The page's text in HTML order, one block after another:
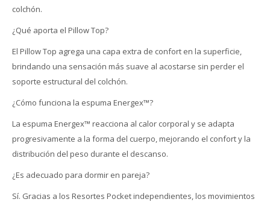
colchón.
¿Qué aporta el Pillow Top?
El Pillow Top agrega una capa extra de confort en la superficie,
brindando una sensación más suave al acostarse sin perder el
soporte estructural del colchón.
¿Cómo funciona la espuma Energex™?
La espuma Energex™ reacciona al calor corporal y se adapta
progresivamente a la forma del cuerpo, mejorando el confort y la
distribución del peso durante el descanso.
¿Es adecuado para dormir en pareja?
Sí. Gracias a los Resortes Pocket independientes, los movimientos